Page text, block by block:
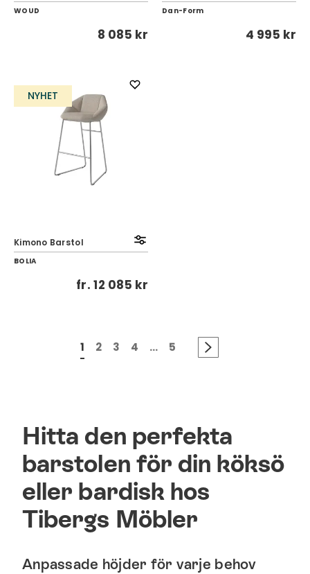
WOUD
8 085 kr
Dan-Form
4 995 kr
NYHET
Kimono Barstol
BOLIA
fr.12 085 kr
1 2 3 4 ... 5
Hitta den perfekta
barstolen för din köksö
eller bardisk hos
Tibergs Möbler
Anpassade höjder för varje behov